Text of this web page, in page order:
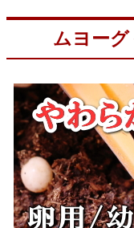
ムヨー